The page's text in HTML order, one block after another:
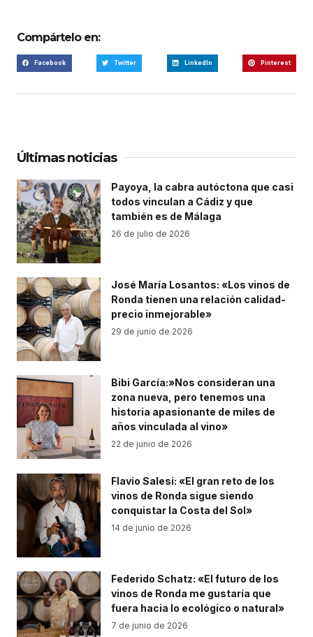
Compártelo en:
Facebook Twitter LinkedIn Pinterest
Últimas noticias
Payoya, la cabra autóctona que casi
todos vinculan a Cádiz y que
también es de Málaga
26 de julio de 2026
José María Losantos: «Los vinos de
Ronda tienen una relación calidad-
precio inmejorable»
29 de junio de 2026
Bibi García:»Nos consideran una
zona nueva, pero tenemos una
historia apasionante de miles de
años vinculada al vino»
22 de junio de 2026
Flavio Salesi: «El gran reto de los
vinos de Ronda sigue siendo
conquistar la Costa del Sol»
14 de junio de 2026
Federido Schatz: «El futuro de los
vinos de Ronda me gustaría que
fuera hacia lo ecológico o natural»
7 de junio de 2026